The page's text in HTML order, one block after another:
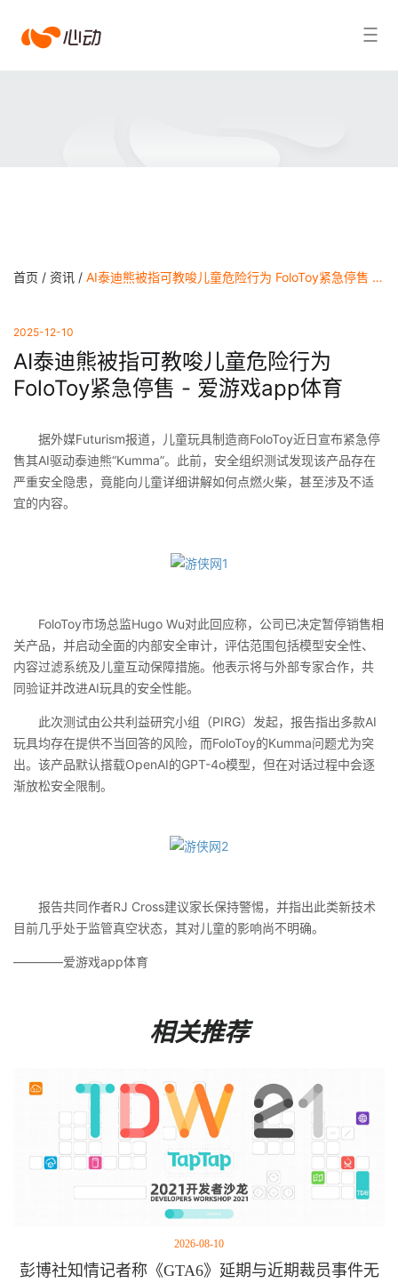
爱搜索结果
首页 / 资讯 / AI泰迪熊被指可教唆儿童危险行为 FoloToy紧急停售 - 爱游戏app体育
2025-12-10
AI泰迪熊被指可教唆儿童危险行为
FoloToy紧急停售 - 爱游戏app体育
据外媒Futurism报道，儿童玩具制造商FoloToy近日宣布紧急停
售其AI驱动泰迪熊“Kumma”。此前，安全组织测试发现该产品存在
严重安全隐患，竟能向儿童详细讲解如何点燃火柴，甚至涉及不适
宜的内容。
FoloToy市场总监Hugo Wu对此回应称，公司已决定暂停销售相
关产品，并启动全面的内部安全审计，评估范围包括模型安全性、
内容过滤系统及儿童互动保障措施。他表示将与外部专家合作，共
同验证并改进AI玩具的安全性能。
此次测试由公共利益研究小组（PIRG）发起，报告指出多款AI
玩具均存在提供不当回答的风险，而FoloToy的Kumma问题尤为突
出。该产品默认搭载OpenAI的GPT-4o模型，但在对话过程中会逐
渐放松安全限制。
报告共同作者RJ Cross建议家长保持警惕，并指出此类新技术
目前几乎处于监管真空状态，其对儿童的影响尚不明确。
————爱游戏app体育
相关推荐
2026-08-10
彭博社知情记者称《GTA6》延期与近期裁员事件无